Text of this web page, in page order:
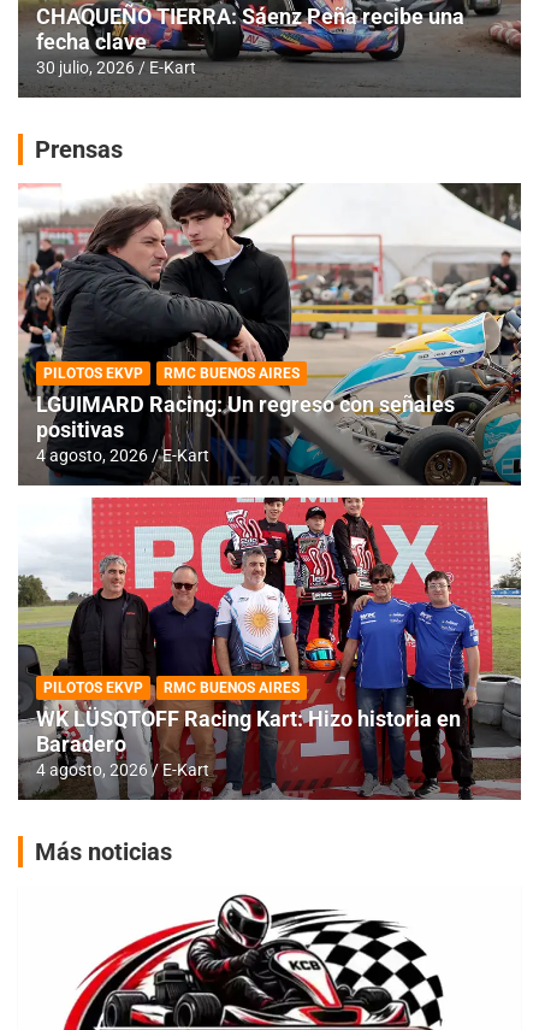
CHAQUEÑO TIERRA: Sáenz Peña recibe una
fecha clave
30 julio, 2026 E-Kart
Prensas
PILOTOS EKVP RMC BUENOS AIRES
LGUIMARD Racing: Un regreso con señales
positivas
4 agosto, 2026 E-Kart
PILOTOS EKVP RMC BUENOS AIRES
WK LÜSQTOFF Racing Kart: Hizo historia en
Baradero
4 agosto, 2026 E-Kart
Más noticias